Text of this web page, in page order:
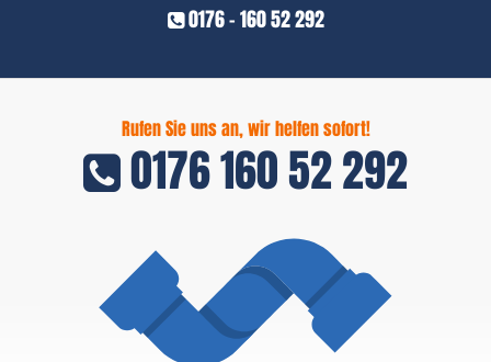
0176 - 160 52 292
Rufen Sie uns an, wir helfen sofort!
0176 160 52 292